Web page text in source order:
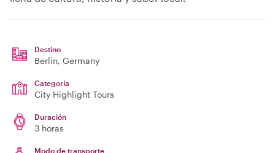
Destino
Berlin, Germany
Categoría
City Highlight Tours
Duración
3 horas
Modo de transporte